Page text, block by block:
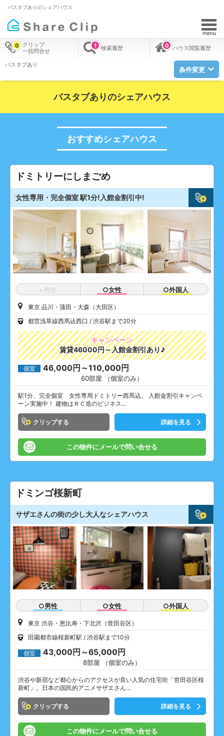
バスタブありのシェアハウス
menu
クリップ
一括問合せ
0 検索履歴
1 ハウス閲覧履歴
0
バスタブあり
条件変更
バスタブありのシェアハウス
おすすめシェアハウス
ドミトリーにしまごめ
女性専用・完全個室 駅1分!入館金割引中!
×男性 ○女性 ○外国人
東京 品川・蒲田・大森（大田区）
都営浅草線西馬込西口
渋谷駅まで20分
キャンペーン
賃貸46000円～入館金割引あり♪
個室 46,000円～110,000円
60部屋 （個室のみ）
駅1分、完全個室 女性専用ドミトリー西馬込。 入館金割引キャンペ
ーン実施中！ 建物はＲＣ造のビジネス…
クリップ 詳細を見る
この物件にメールで問い合せる
ドミンゴ桜新町
サザエさんの街の少し大人なシェアハウス
○男性 ○女性 ○外国人
東京 渋谷・恵比寿・下北沢（世田谷区）
田園都市線桜新町駅
渋谷駅まで10分
個室 43,000円～65,000円
8部屋 （個室のみ）
渋谷や新宿など都心からのアクセスが良い人気の住宅街「世田谷区桜
新町」。日本の国民的アニメサザエさん…
クリップ 詳細を見る
この物件にメールで問い合せる